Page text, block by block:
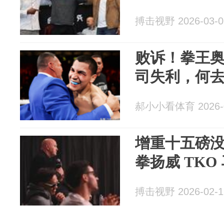
搏击视野 2026-03-
败诉！拳王
司失利，何
郝小小看体育
增重十五磅
拳扬威 TKO
搏击视野 2026-02-